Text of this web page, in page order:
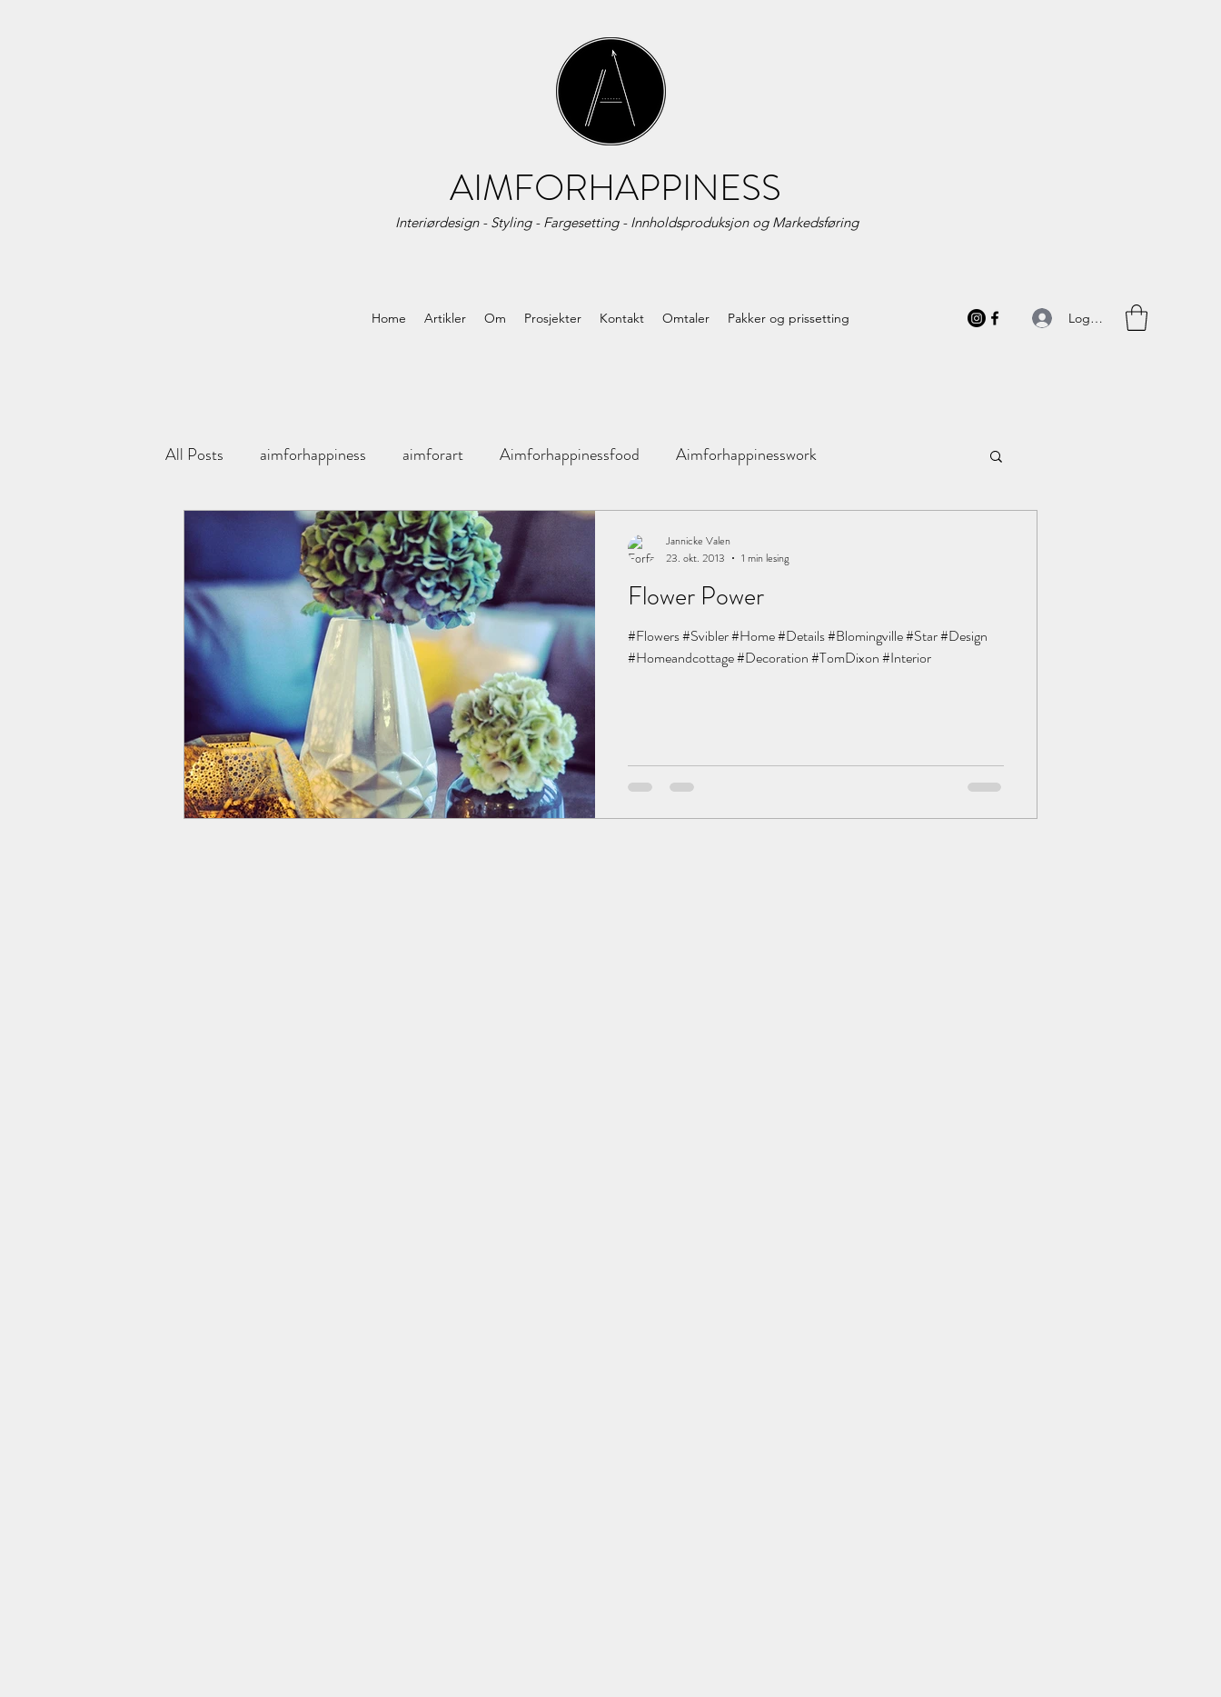
AIMFORHAPPINESS
Interiørdesign - Styling - Fargesetting - Innholdsproduksjon og Markedsføring
Logg inn
Home Artikler Om Prosjekter Kontakt Omtaler Pakker og prissetting
All Posts aimforhappiness aimforart Aimforhappinessfood Aimforhappinesswork
Aimforhappinessfarger Alexanderwang Åretsfarge
økologisk Bathroom barnerom Blomingville Boligstyling blomster
Bulletproof kaffe Bringebær Bylassen candels Chiagrøt
corneliashus Chloe drivhus Drømmehuset
Flower Power
#Flowers #Svibler #Home #Details #Blomingville #Star #Design
#Homeandcottage #Decoration #TomDixon #Interior
Jannicke Valen
23. okt. 2013
1 min lesing